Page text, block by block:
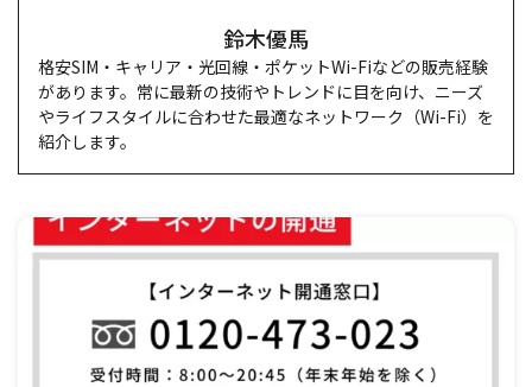
鈴木優馬
格安SIM・キャリア・光回線・ポケットWi-Fiなどの販売経験
があります。常に最新の技術やトレンドに目を向け、ニーズ
やライフスタイルに合わせた最適なネットワーク（Wi-Fi）を
紹介します。